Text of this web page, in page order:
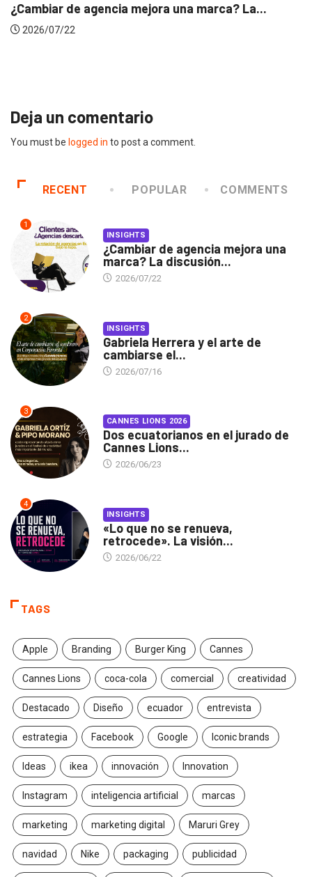
CANNES LIONS 2026
Deja un comentario
You must be logged in to post a comment.
RECENT POPULAR COMMENTS
1
INSIGHTS
¿Cambiar de agencia mejora una
marca? La discusión...
2026/07/22
2
INSIGHTS
Gabriela Herrera y el arte de
cambiarse el...
2026/07/16
3
CANNES LIONS 2026
Dos ecuatorianos en el jurado de
Cannes Lions...
2026/06/23
4
INSIGHTS
«Lo que no se renueva,
retrocede». La visión...
2026/06/22
TAGS
Apple Branding Burger King Cannes
Cannes Lions coca-cola comercial creatividad
Destacado Diseño ecuador entrevista
estrategia Facebook Google Iconic brands
Ideas ikea innovación Innovation
Instagram inteligencia artificial marcas
marketing marketing digital Maruri Grey
navidad Nike packaging publicidad